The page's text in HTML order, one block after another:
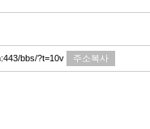
bbs/?t=10v 주소복사